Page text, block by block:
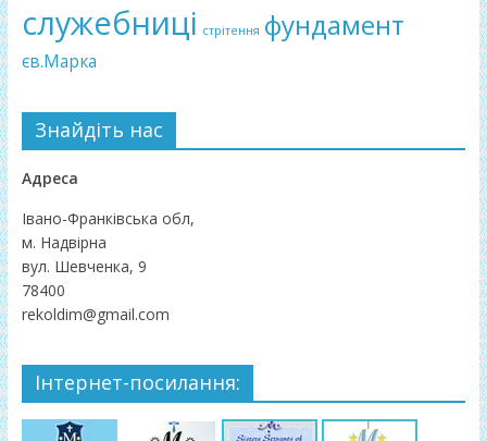
служебниці стрітення фундамент
єв.Марка
Знайдіть нас
Адреса
Івано-Франківська обл,
м. Надвірна
вул. Шевченка, 9
78400
rekoldim@gmail.com
Інтернет-посилання: